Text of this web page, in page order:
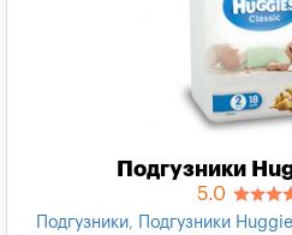
Подгузники
5.0
Подгузники, Подгузники